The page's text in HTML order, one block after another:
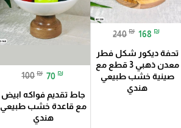
240 ₪ 168 ₪
تحفة ديكور شكل فطر
معدن ذهبي 3 قطع مع
صينية خشب طبيعي
هندي
100 ₪ 70 ₪
جاط تقديم فواكه ابيض
مع قاعدة خشب طبيعي
هندي